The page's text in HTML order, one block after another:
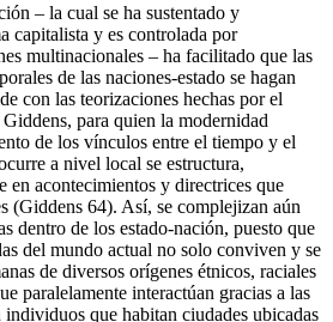
– la cual se ha sustentado y
capitalista y es controlada por
multinacionales – ha facilitado que las
de las naciones-estado se hagan
con las teorizaciones hechas por el
para quien la modernidad
de los vínculos entre el tiempo y el
a nivel local se estructura,
en acontecimientos y directrices que
(Giddens 64). Así, se complejizan aún
dentro de los estado-nación, puesto que
del mundo actual no solo conviven y se
de diversos orígenes étnicos, raciales
paralelamente interactúan gracias a las
que habitan ciudades ubicadas